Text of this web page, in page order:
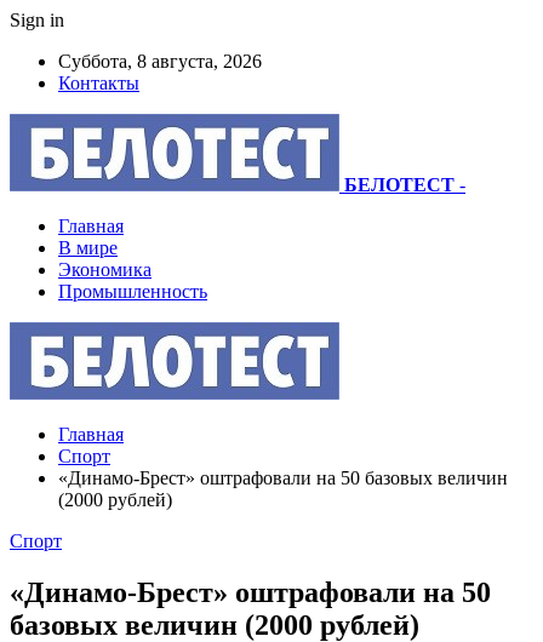
Sign in
Суббота, 8 августа, 2026
Контакты
БЕЛОТЕСТ -
Главная
В мире
Экономика
Промышленность
Главная
Спорт
«Динамо-Брест» оштрафовали на 50 базовых величин
(2000 рублей)
Спорт
«Динамо-Брест» оштрафовали на 50
базовых величин (2000 рублей)